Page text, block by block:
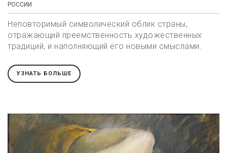
РОССИИ
Неповторимый символический облик страны,
отражающий преемственность художественных
традиций, и наполняющий его новыми смыслами.
УЗНАТЬ БОЛЬШЕ